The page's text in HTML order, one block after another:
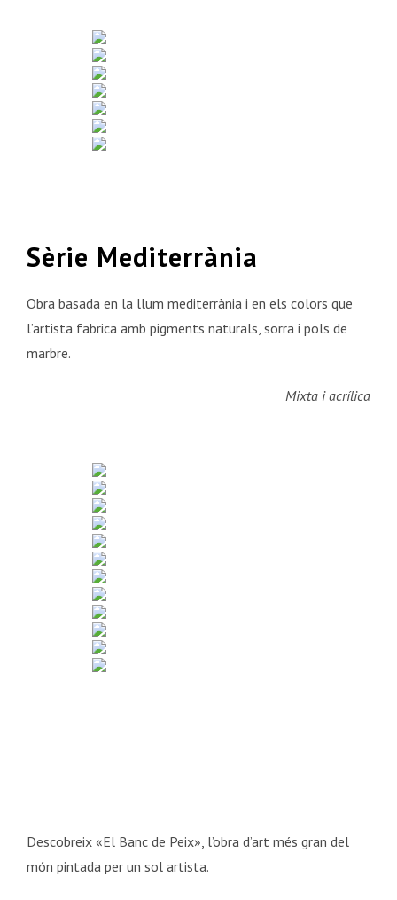
Sèrie Mediterrània
Obra basada en la llum mediterrània i en els colors que
l’artista fabrica amb pigments naturals, sorra i pols de
marbre.
Mixta i acrílica
Descobreix «El Banc de Peix», l’obra d’art més gran del
món pintada per un sol artista.